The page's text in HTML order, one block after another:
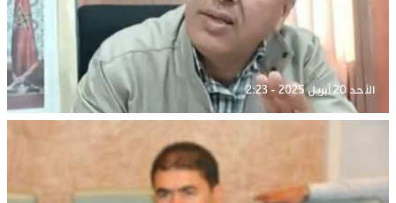
الأحد 20 أبريل 2025 - 2:23